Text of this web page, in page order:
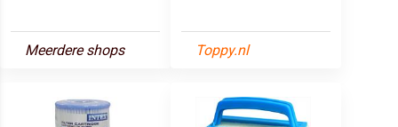
Meerdere shops Toppy.nl